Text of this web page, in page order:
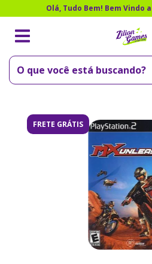
Olá, Tudo Bem! Bem Vindo
FRETE GRÁTIS